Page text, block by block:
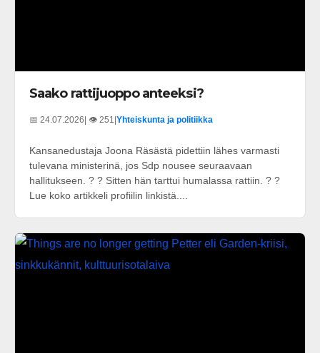
Saako rattijuoppo anteeksi?
📅 24.07.2026 | 👁️ 251 Yhteiskunta ja politiikka
Kansanedustaja Joona Räsästä pidettiin lähes varmasti
tulevana ministerinä, jos Sdp nousee seuraavaan
hallitukseen. ? ? Sitten hän tarttui humalassa rattiin. ? ?
Lue koko artikkeli profiilin linkistä....